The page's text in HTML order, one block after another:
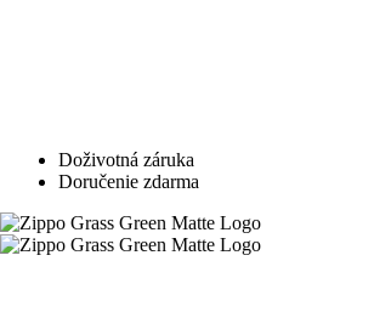
Doživotná záruka
Doručenie zdarma